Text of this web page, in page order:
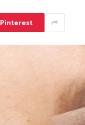
Pinterest